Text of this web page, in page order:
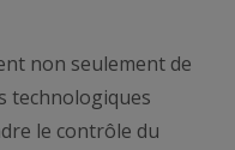
non seulement de
technologiques
le contrôle du